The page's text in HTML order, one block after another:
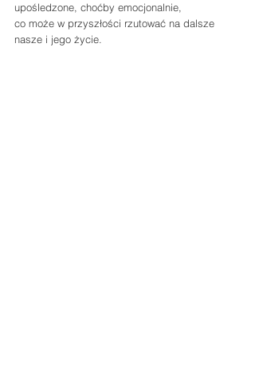
upośledzone, choćby emocjonalnie,
co może w przyszłości rzutować na dalsze
nasze i jego życie.